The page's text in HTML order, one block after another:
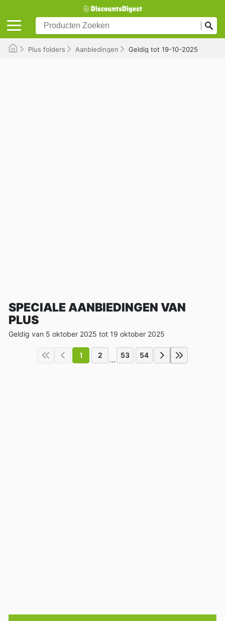
Plus folders Aanbiedingen Geldig tot 19-10-2025
SPECIALE AANBIEDINGEN VAN
PLUS
Geldig van 5 oktober 2025 tot 19 oktober 2025
1 2 ... 53 54